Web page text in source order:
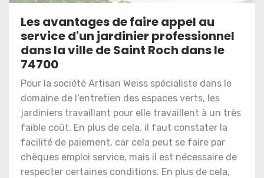
Les avantages de faire appel au
service d'un jardinier professionnel
dans la ville de Saint Roch dans le
74700
Pour la société Artisan Weiss spécialiste dans le
domaine de l'entretien des espaces verts, les
jardiniers travaillant pour elle travaillent à un très
faible coût. En plus de cela, il faut constater la
facilité de paiement, car cela peut se faire par
chèques emploi service, mais il est nécessaire de
respecter certaines conditions. En plus de cela,